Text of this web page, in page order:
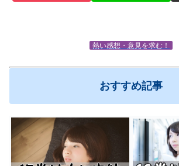
熱い感想・意見を求む！
おすすめ記事